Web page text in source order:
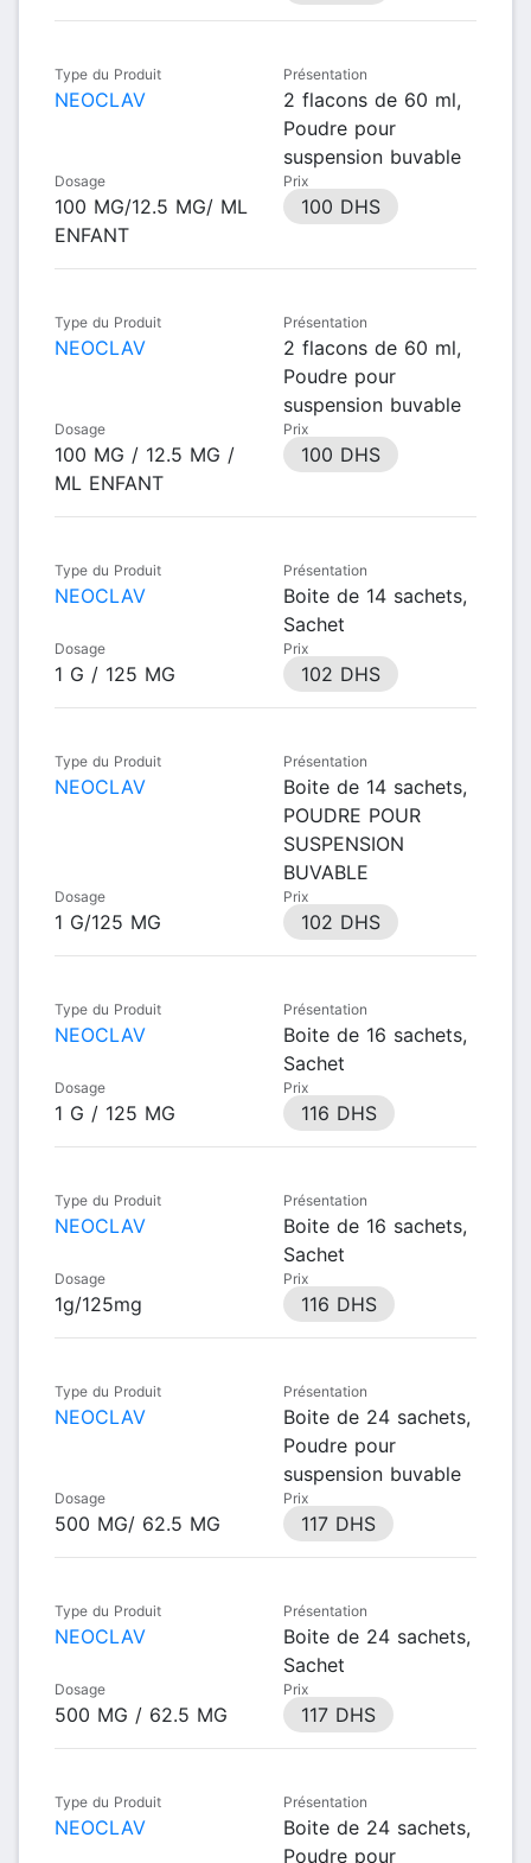
Type du Produit
NEOCLAV
Présentation
2 flacons de 60 ml,
Poudre pour
suspension buvable
Dosage
100 MG/12.5 MG/ ML
ENFANT
Prix
100 DHS
Type du Produit
NEOCLAV
Présentation
2 flacons de 60 ml,
Poudre pour
suspension buvable
Dosage
100 MG / 12.5 MG /
ML ENFANT
Prix
100 DHS
Type du Produit
NEOCLAV
Présentation
Boite de 14 sachets,
Sachet
Dosage
1 G / 125 MG
Prix
102 DHS
Type du Produit
NEOCLAV
Présentation
Boite de 14 sachets,
POUDRE POUR
SUSPENSION
BUVABLE
Dosage
1 G/125 MG
Prix
102 DHS
Type du Produit
NEOCLAV
Présentation
Boite de 16 sachets,
Sachet
Dosage
1 G / 125 MG
Prix
116 DHS
Type du Produit
NEOCLAV
Présentation
Boite de 16 sachets,
Sachet
Dosage
1g/125mg
Prix
116 DHS
Type du Produit
NEOCLAV
Présentation
Boite de 24 sachets,
Poudre pour
suspension buvable
Dosage
500 MG/ 62.5 MG
Prix
117 DHS
Type du Produit
NEOCLAV
Présentation
Boite de 24 sachets,
Sachet
Dosage
500 MG / 62.5 MG
Prix
117 DHS
Type du Produit
NEOCLAV
Présentation
Boite de 24 sachets,
Poudre pour